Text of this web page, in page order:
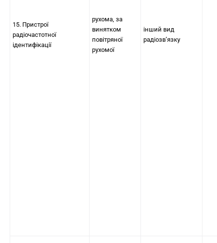
15. Пристрої
радіочастотної
ідентифікації
рухома, за
винятком
повітряної
рухомої
інший вид
радіозв’язку